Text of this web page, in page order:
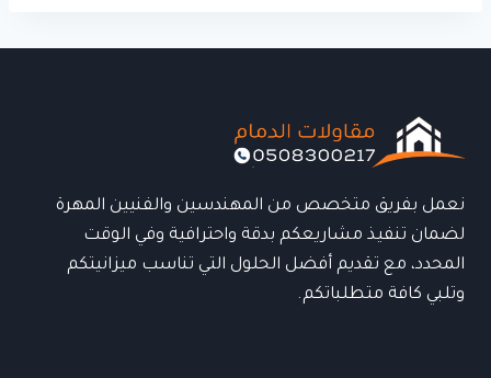
نعمل بفريق متخصص من المهندسين والفنيين المهرة
لضمان تنفيذ مشاريعكم بدقة واحترافية وفي الوقت
المحدد، مع تقديم أفضل الحلول التي تناسب ميزانيتكم
وتلبي كافة متطلباتكم.